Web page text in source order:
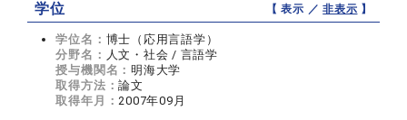
学位 【 表示 ／非表示 】
学位名： 博士（応用言語学）
分野名： 人文・社会 / 言語学
授与機関名：明海大学
取得方法：論文
取得年月：2007年09月